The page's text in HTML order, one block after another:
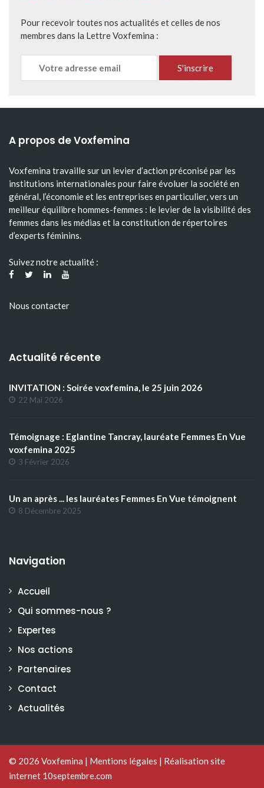
Pour recevoir toutes nos actualités et celles de nos
membres dans la Lettre Voxfemina :
A propos de Voxfemina
Voxfemina travaille sur un levier d’action préconisé par les
institutions internationales pour faire évoluer la société en
général, l’économie et les entreprises en particulier, vers un
meilleur équilibre hommes-femmes : le levier de la visibilité des
femmes dans les médias et la constitution de répertoires
d’experts féminins.
Suivez notre actualité :
Nous contacter
Actualité récente
INVITATION : Soirée voxfemina, le 25 juin 2026
22 Mai 2026
Témoignage : Eglantine Tancray, lauréate Femmes En Vue
voxfemina 2025
3 Février 2026
Un an après ... les lauréates Femmes En Vue témoignent
8 Décembre 2025
Navigation
Accueil
Qui sommes-nous ?
Expertes
Nos actions
Partenaires
Contact
Actualités
© 2026 Voxfemina | Mentions légales | Réalisation site
internet 10septembre.com